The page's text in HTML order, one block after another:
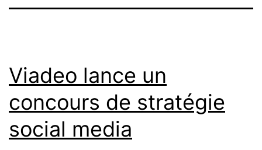
Viadeo lance un
concours de stratégie
social media